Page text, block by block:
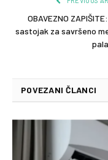
OBAVEZNO
sastojak za savršeno
POVEZANI ČLANCI